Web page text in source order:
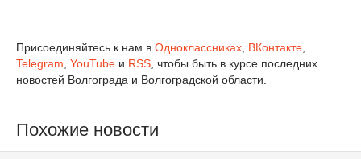
Присоединяйтесь к нам в Одноклассниках ВКонтакте
Telegram YouTube и RSS , чтобы быть в курсе последних
новостей Волгограда и Волгоградской области.
Похожие новости